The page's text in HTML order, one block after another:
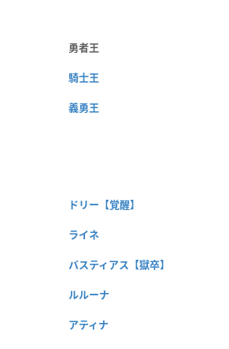
勇者王
騎士王
義勇王
ドリー【覚醒】
ライネ
バスティアス【獄卒】
ルルーナ
アティナ